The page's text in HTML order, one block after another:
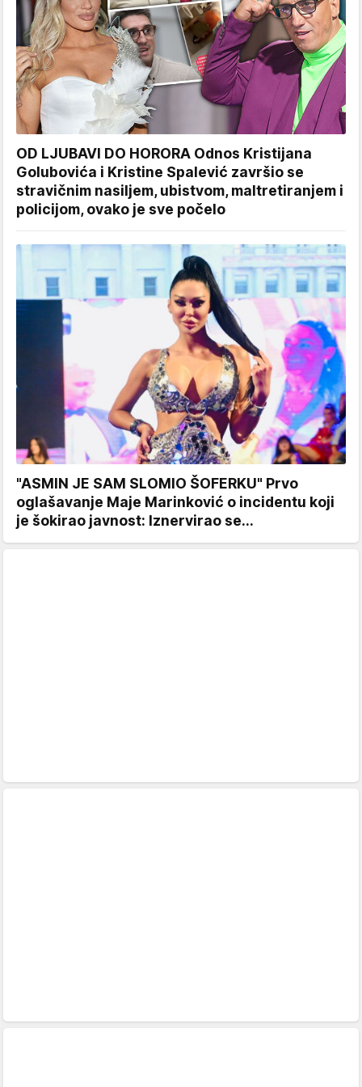
OD LJUBAVI DO HORORA Odnos Kristijana
Golubovića i Kristine Spalević završio se
stravičnim nasiljem, ubistvom, maltretiranjem i
policijom, ovako je sve počelo
"ASMIN JE SAM SLOMIO ŠOFERKU" Prvo
oglašavanje Maje Marinković o incidentu koji
je šokirao javnost: Iznervirao se...